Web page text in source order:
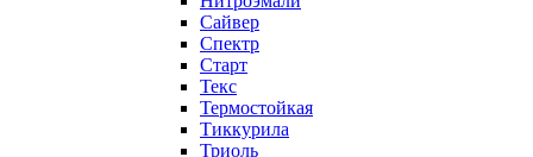
Сайвер
Спектр
Старт
Текс
Термостойкая
Тиккурила
Триоль